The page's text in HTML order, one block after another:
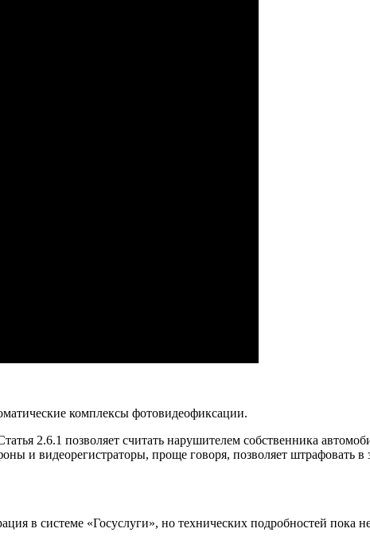
комплексы фотовидеофиксации.
2.6.1 позволяет считать нарушителем собственника
и видеорегистраторы, проще говоря, позволяет штрафовать в
в системе «Госуслуги», но технических подробностей пока